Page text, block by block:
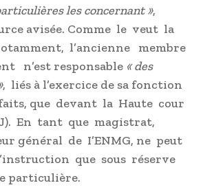
les concernant »,
avisée. Comme le veut la
l’ancienne membre
n’est responsable « des
, liés à l’exercice de sa fonction
que devant la Haute cour
En tant que magistrat,
général de I’ENMG, ne peut
que sous réserve
particulière.